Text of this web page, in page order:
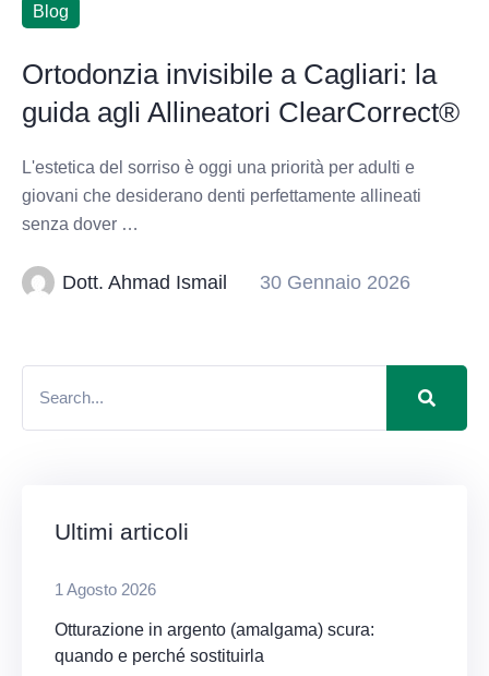
Blog
Ortodonzia invisibile a Cagliari: la
guida agli Allineatori ClearCorrect®
L'estetica del sorriso è oggi una priorità per adulti e
giovani che desiderano denti perfettamente allineati
senza dover …
Dott. Ahmad Ismail 30 Gennaio 2026
Ultimi articoli
1 Agosto 2026
Otturazione in argento (amalgama) scura:
quando e perché sostituirla